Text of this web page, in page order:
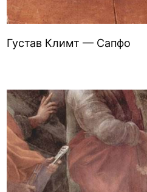
Густав Климт — Сапфо